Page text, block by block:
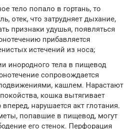
тело попало в гортань, то
отек, что затрудняет дыхание,
признаки удушья, появляться
прибавляется
истечений из носа;
инородного тела в пищевод
сопровождается
кашлем. Нарастают
кошка вытягивает
нарушается акт глотания.
попавшие в пищевод, могут
его стенок. Перфорация